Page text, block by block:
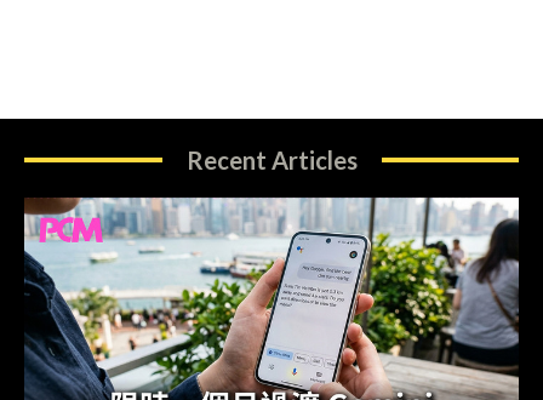
Recent Articles